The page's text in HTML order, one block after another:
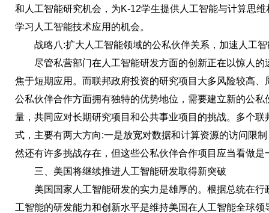
和人工智能研究机会，为K-12学生提供人工智能与计算思
学习人工智能技术应用的机会。
战略八:扩大人工智能领域的公私伙伴关系，加速人工智
尽管私营部门在人工智能研发方面的创新正在以惊人的
焦于短期应用。而联邦政府投资的研究项目大多风险较高
公私伙伴合作方面拥有独特的优势地位，需要建立新的公
量，共同应对长期研究项目和公共事业项目的挑战。多个
式，主要有两大方向:一是放宽对数据和计算资源的访问限
然还有许多挑战存在，但这些公私伙伴合作项目应当看做是
三、美国将继续推进人工智能研发取得新突破
美国国家人工智能研发的实力是雄厚的。根据总统在行
工智能的研发能力和创新水平是维持美国在人工智能全球